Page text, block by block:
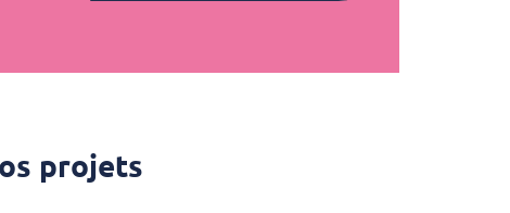
projets